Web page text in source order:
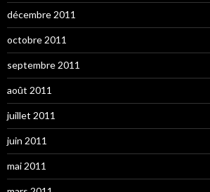
décembre 2011
octobre 2011
septembre 2011
août 2011
juillet 2011
juin 2011
mai 2011